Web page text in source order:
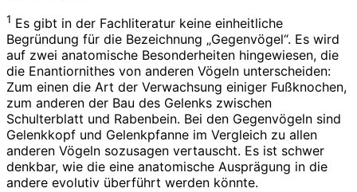
1 Es gibt in der Fachliteratur keine einheitliche
Begründung für die Bezeichnung „Gegenvögel“. Es wird
auf zwei anatomische Besonderheiten hingewiesen, die
die Enantiornithes von anderen Vögeln unterscheiden:
Zum einen die Art der Verwachsung einiger Fußknochen,
zum anderen der Bau des Gelenks zwischen
Schulterblatt und Rabenbein. Bei den Gegenvögeln sind
Gelenkkopf und Gelenkpfanne im Vergleich zu allen
anderen Vögeln sozusagen vertauscht. Es ist schwer
denkbar, wie die eine anatomische Ausprägung in die
andere evolutiv überführt werden könnte.